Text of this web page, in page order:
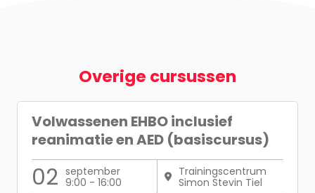
Overige cursussen
Volwassenen EHBO inclusief
reanimatie en AED (basiscursus)
02 september
9:00 - 16:00
Trainingscentrum
Simon Stevin Tiel